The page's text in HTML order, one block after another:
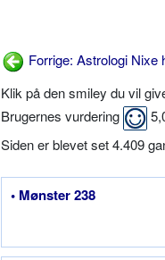
Forrige: Astrologi Nixe
Klik på den smiley du vil
Brugernes vurdering
Siden er blevet set 4.409
• Mønster 238